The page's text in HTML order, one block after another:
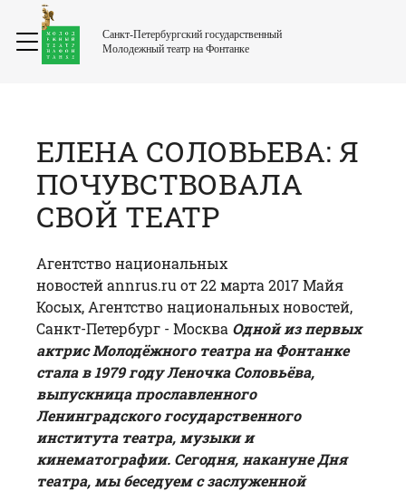
Санкт-Петербургский государственный
Молодежный театр на Фонтанке
ЕЛЕНА СОЛОВЬЕВА: Я
ПОЧУВСТВОВАЛА
СВОЙ ТЕАТР
Агентство национальных
новостейannrus.ru от 22 марта 2017 Майя
Косых, Агентство национальных новостей,
Санкт-Петербург - Москва Одной из первых
актрис Молодёжного театра на Фонтанке
стала в 1979 году Леночка Соловьёва,
выпускница прославленного
Ленинградского государственного
института театра, музыки и
кинематографии. Сегодня, накануне Дня
театра, мы беседуем с заслуженной